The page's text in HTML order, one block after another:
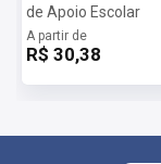
de Apoio Escolar
A partir de
R$ 30,38